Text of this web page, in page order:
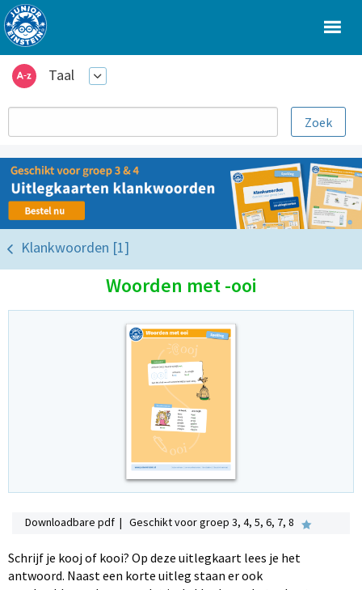
Taal
Klankwoorden [1]
Woorden met -ooi
Downloadbare pdf | Geschikt voor groep 3, 4, 5, 6, 7, 8
Schrijf je kooj of kooi? Op deze uitlegkaart lees je het
antwoord. Naast een korte uitleg staan er ook